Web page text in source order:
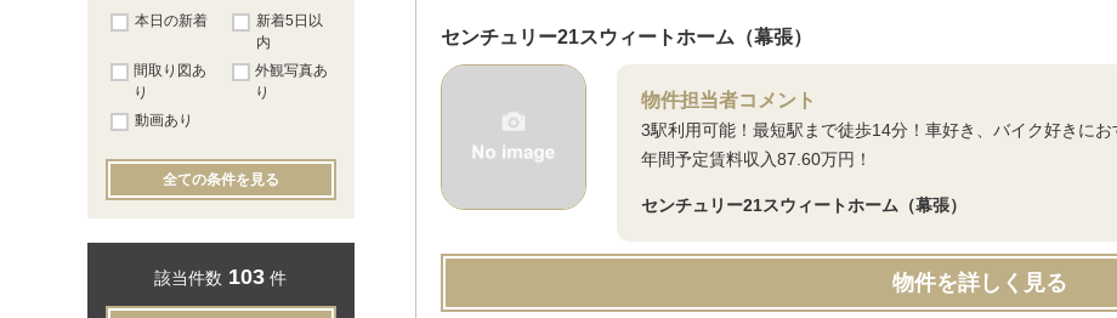
センチュリー21スウィートホーム（幕張）
物件担当者コメント
3駅利用可能！最短駅まで徒歩14分！車好き、バイク好きに
年間予定賃料収入87.60万円！
センチュリー21スウィートホーム（幕張）
物件を詳しく見る
本日の新着
新着5日以
内
間取り図あ
り
外観写真あ
り
動画あり
全ての条件を見る
該当件数 103 件